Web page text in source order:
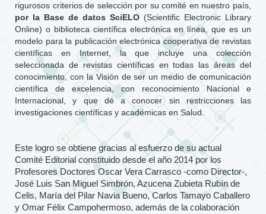
rigurosos criterios de selección por su comité en nuestro país,
por la Base de datos SciELO (Scientific Electronic Library
Online) o biblioteca científica electrónica en línea, que es un
modelo para la publicación electrónica cooperativa de revistas
científicas en Internet, la que incluye una colección
seleccionada de revistas científicas en todas las áreas del
conocimiento, con la Visión de ser un medio de comunicación
científica de excelencia, con reconocimiento Nacional e
Internacional, y que dé a conocer sin restricciones las
investigaciones científicas y académicas en Salud.
Este logro se obtiene gracias al esfuerzo de su actual
Comité Editorial constituido desde el año 2014 por los
Profesores Doctores Oscar Vera Carrasco -como Director-,
José Luis San Miguel Simbrón, Azucena Zubieta Rubín de
Celis, María del Pilar Navia Bueno, Carlos Tamayo Caballero
y Omar Félix Campohermoso, además de la colaboración